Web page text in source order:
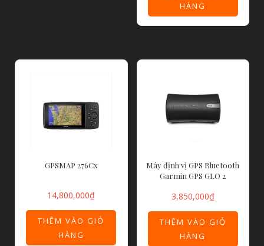
HÀNG
GPSMAP 276Cx
14,800,000₫
THÊM VÀO GIỎ
HÀNG
Máy định vị GPS Bluetooth
Garmin GPS GLO 2
3,850,000₫
THÊM VÀO GIỎ
HÀNG